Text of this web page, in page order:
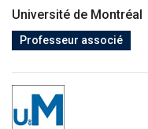
Université de Montréal
Professeur associé